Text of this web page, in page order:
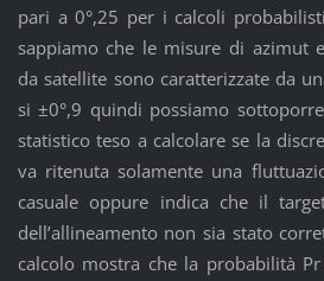
pari a 0°,25 per i calcoli
sappiamo che le misure di azimut
da satellite sono caratterizzate da
si ±0°,9 quindi possiamo
statistico teso a calcolare se la
va ritenuta solamente una
casuale oppure indica che il
dell’allineamento non sia stato
calcolo mostra che la probabilità